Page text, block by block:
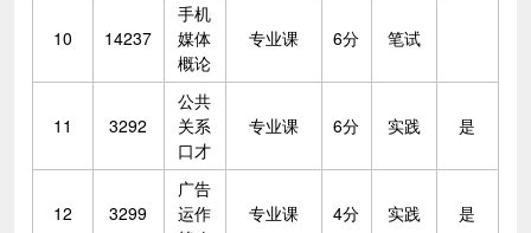
10 14237
手机
媒体
概论
专业课 6分 笔试
11 3292
公共
关系
口才
专业课 6分 实践 是
12 3299
广告
运作
专业课 4分 实践 是